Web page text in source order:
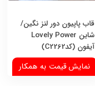
قاب پاپیون دور لنز نگین/
شاین Lovely Power
آیفون (کدC2262)
نمایش قیمت به همکار